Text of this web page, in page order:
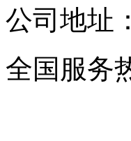
公司地址
全国服务